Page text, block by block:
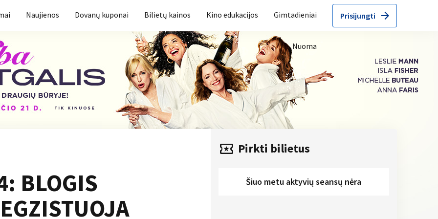
Naujienos Dovanų kuponai Bilietų kainos Kino edukacijos Gimtadieniai
Nuoma
Prisijungti arrow_forward
BLOGIS
local_activity Pirkti bilietus
Šiuo metu aktyvių seansų nėra